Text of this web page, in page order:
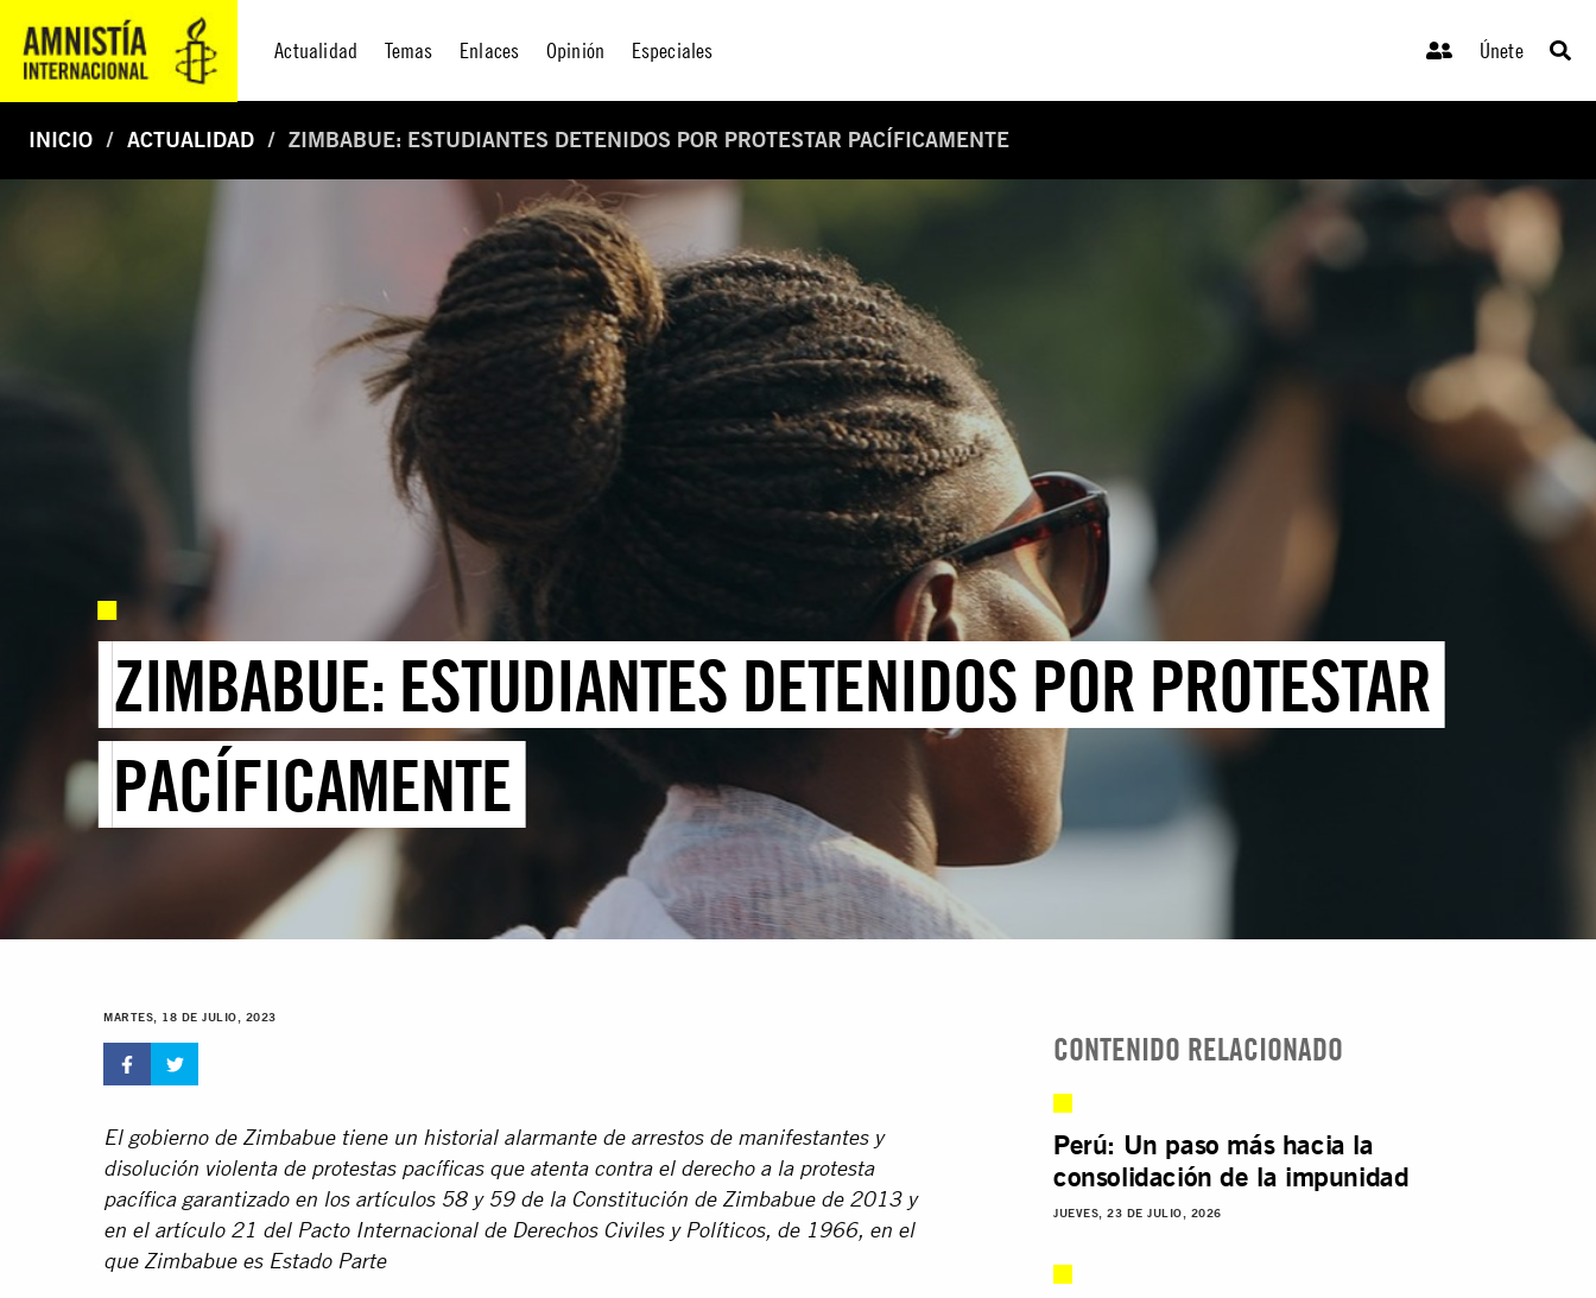
Actualidad Temas Enlaces Opinión Especiales Únete
INICIO ACTUALIDAD ZIMBABUE: ESTUDIANTES DETENIDOS POR PROTESTAR PACÍFICAMENTE
ZIMBABUE: ESTUDIANTES DETENIDOS POR PROTESTAR
PACÍFICAMENTE
MARTES, 18 DE JULIO, 2023
El gobierno de Zimbabue tiene un historial alarmante de arrestos de manifestantes y
disolución violenta de protestas pacíficas que atenta contra el derecho a la protesta
pacífica garantizado en los artículos 58 y 59 de la Constitución de Zimbabue de 2013 y
en el artículo 21 del Pacto Internacional de Derechos Civiles y Políticos, de 1966, en el
que Zimbabue es Estado Parte
CONTENIDO RELACIONADO
Perú: Un paso más hacia la
consolidación de la impunidad
JUEVES, 23 DE JULIO, 2026